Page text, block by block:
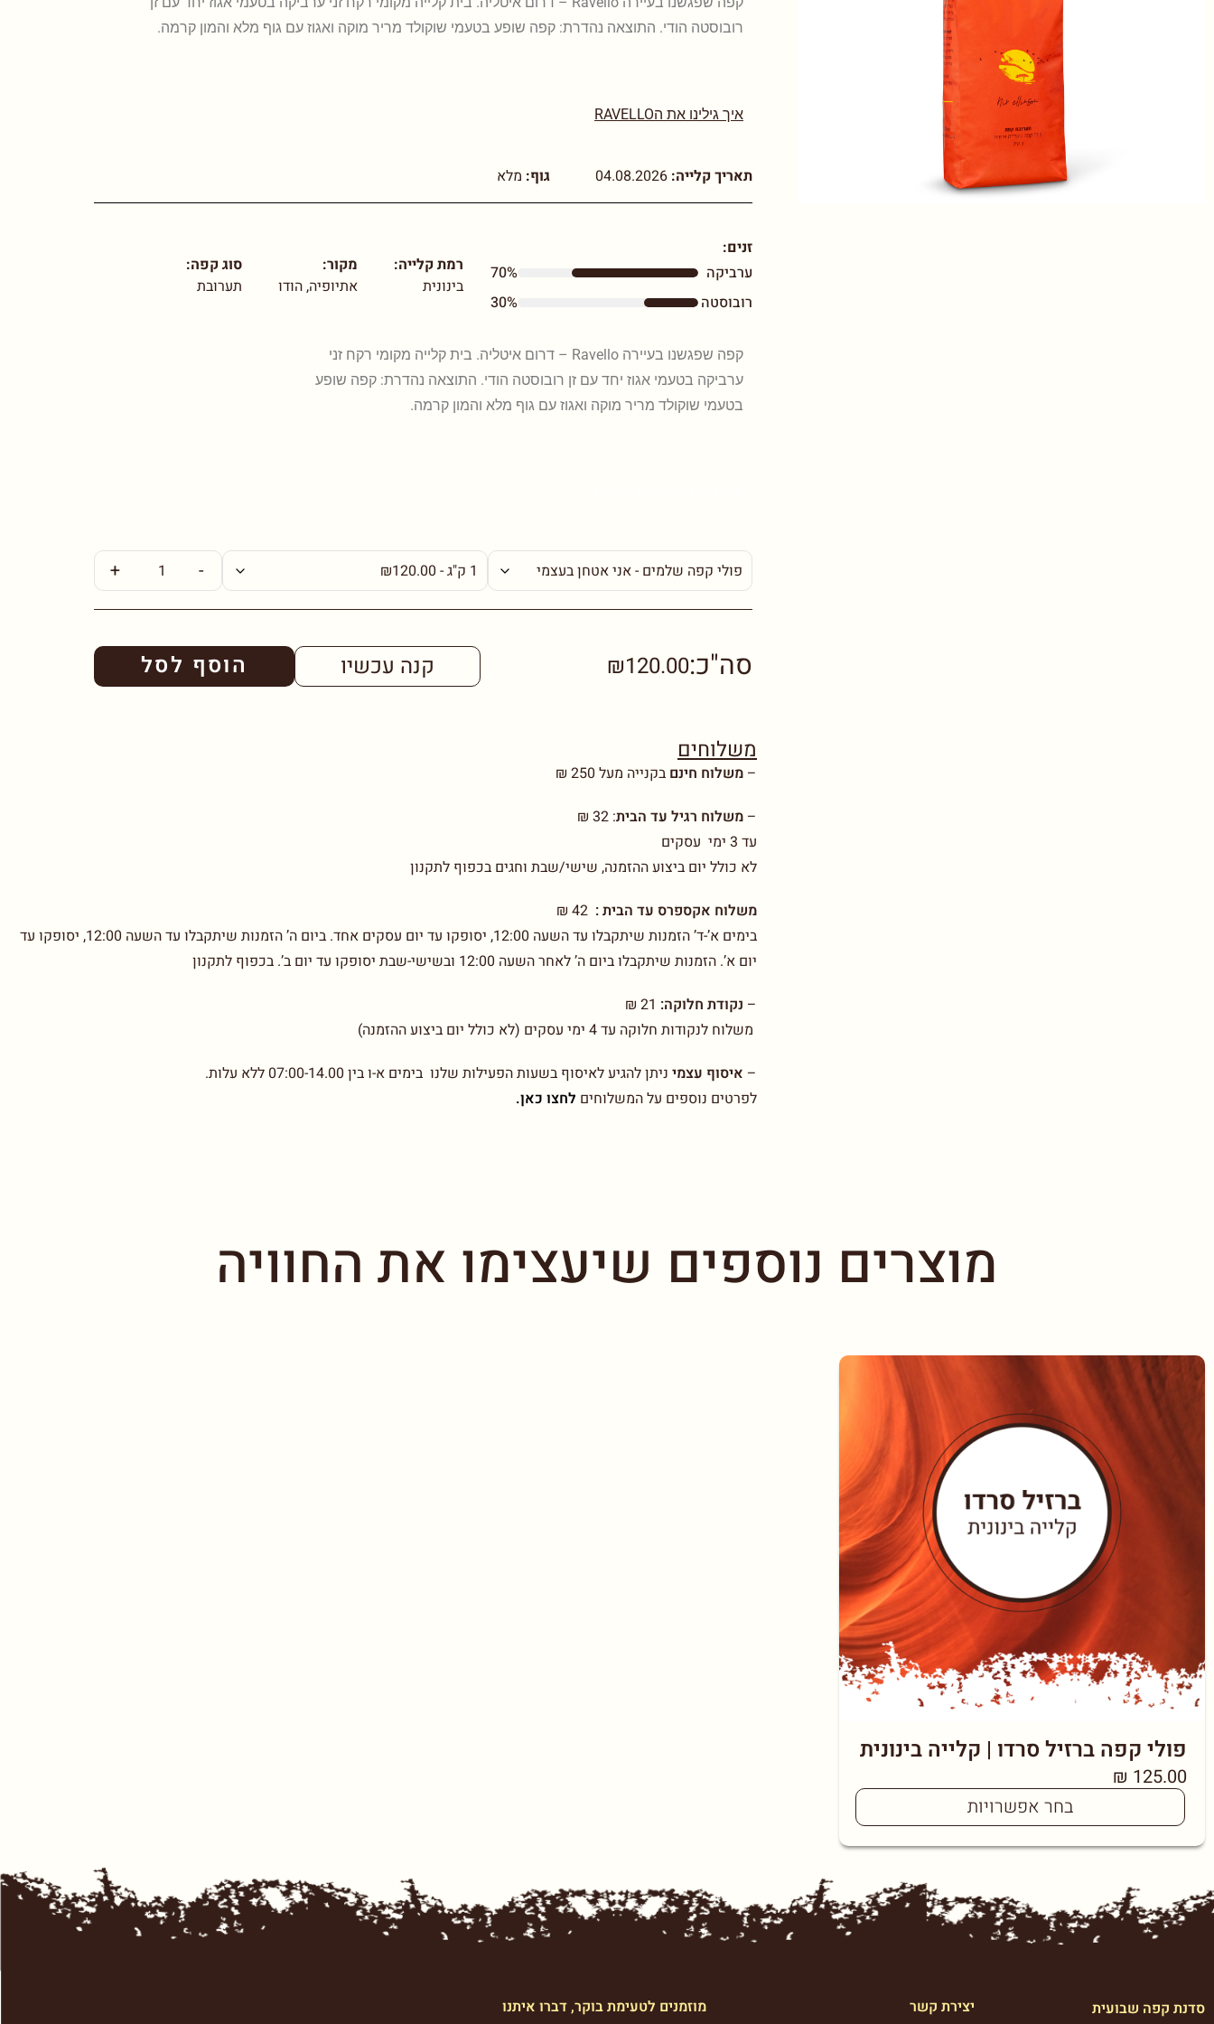
רובוסטה הודי. התוצאה נהדרת: קפה שופע בטעמי שוקולד מריר מוקה ואגוז עם גוף מלא והמון קרמה.
איך גילינו את הRAVELLO
תאריך קלייה: 04.08.2026 גוף: מלא
זנים:
ערביקה
70%
רובוסטה
30%
רמת קלייה:
בינונית
מקור:
אתיופיה, הודו
סוג קפה:
תערובת
קפה שפגשנו בעיירה Ravello – דרום איטליה. בית קלייה מקומי רקח זני
ערביקה בטעמי אגוז יחד עם זן רובוסטה הודי. התוצאה נהדרת: קפה שופע
בטעמי שוקולד מריר מוקה ואגוז עם גוף מלא והמון קרמה.
-
+
קנה עכשיו הוסף לסל סה"כ:₪120.00
משלוחים
– משלוח חינם בקנייה מעל 250 ₪
– משלוח רגיל עד הבית:
32 ₪
עד 3 ימי עסקים
לא כולל יום ביצוע ההזמנה, שישי/שבת וחגים בכפוף לתקנון
משלוח אקספרס עד הבית : 42 ₪
בימים א’-ד’ הזמנות שיתקבלו עד השעה 12:00, יסופקו עד יום עסקים אחד. ביום ה’ הזמנות שיתקבלו עד השעה 12:00, יסופקו עד
יום א’. הזמנות שיתקבלו ביום ה’ לאחר השעה 12:00 ובשישי-שבת יסופקו עד יום ב’. בכפוף לתקנון
– נקודת חלוקה: 21 ₪
משלוח לנקודות חלוקה עד 4 ימי עסקים (לא כולל יום ביצוע ההזמנה)
– איסוף עצמיניתן להגיע לאיסוף בשעות הפעילות שלנו בימים א-ו בין 07:00-14.00 ללא עלות.
לפרטים נוספים על המשלוחים לחצו כאן.
מוצרים נוספים שיעצימו את החוויה
פולי קפה ברזיל סרדו | קלייה בינונית
₪ 125.00
בחר אפשרויות
סדנת קפה שבועית יצירת קשר מוזמנים לטעימת בוקר, דברו איתנו